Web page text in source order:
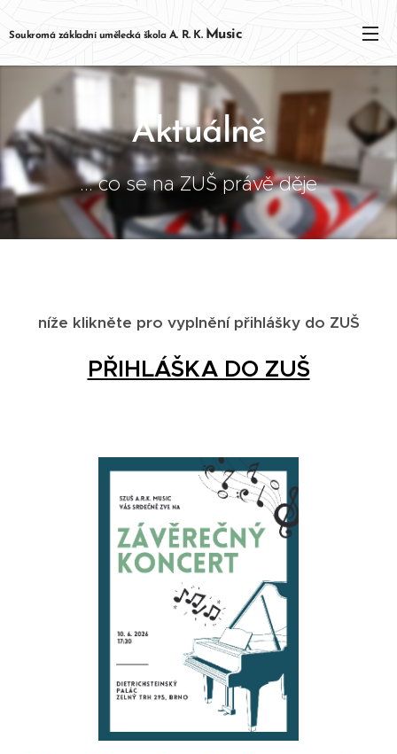
Soukromá základní umělecká škola A. R. K. Music
Aktuálně
... co se na ZUŠ právě děje
níže klikněte pro vyplnění přihlášky do ZUŠ
PŘIHLÁŠKA DO ZUŠ